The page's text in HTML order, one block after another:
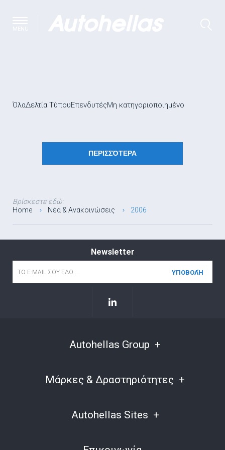
ΌλαΔελτία ΤύπουΕπενδυτέςΜη κατηγοριοποιημένο
ΠΕΡΙΣΣΌΤΕΡΑ
Βρίσκεστε εδώ:
Home
Νέα & Ανακοινώσεις 2006
Newsletter
Autohellas Group
Μάρκες & Δραστηριότητες
Autohellas Sites